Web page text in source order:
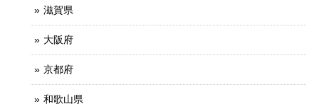
滋賀県
大阪府
京都府
和歌山県